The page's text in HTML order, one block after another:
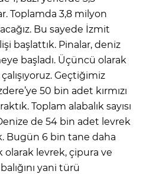
Toplamda 3,8 milyon
Bu sayede İzmit
başlattık. Pinalar, deniz
başladı. Üçüncü olarak
Geçtiğimiz
50 bin adet kırmızı
Toplam alabalık sayısı
de 54 bin adet levrek
Bugün 6 bin tane daha
olarak levrek, çipura ve
yani türü